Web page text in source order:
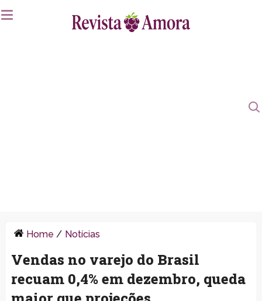
Home / Notícias
Vendas no varejo do Brasil
recuam 0,4% em dezembro, queda